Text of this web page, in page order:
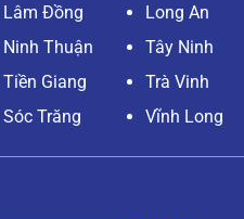
Lâm Đồng
Long An
Ninh Thuận
Tây Ninh
Tiền Giang
Trà Vinh
Sóc Trăng
Vĩnh Long